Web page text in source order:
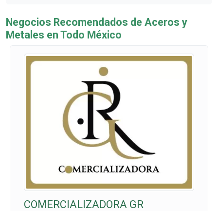
Negocios Recomendados de Aceros y
Metales en Todo México
COMERCIALIZADORA GR